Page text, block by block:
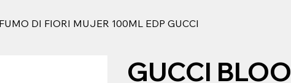
DI FIORI MUJER 100ML EDP GUCCI
GUCCI